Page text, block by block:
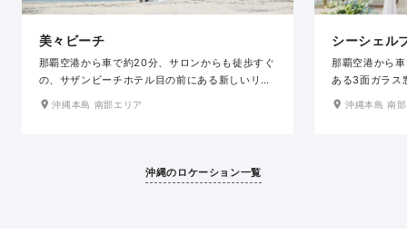
美々ビーチ
那覇空港から車で約20分、サロンからも徒歩すぐ
の、サザンビーチホテル目の前にある新しいリゾ
ートビーチです。青い海と白い砂浜が美しく、水
平線に沈む綺麗なサンセットもオススメです。芝
シの木とおふたりのシルエット写真も素敵です。
ビーチや芝生以外にも空の青に映える綺麗な橋な
沖縄本島 南部エリア
シーシェル
那覇空港から
ある3面ガラス
放感抜群のチ
が一望でき、
沖縄本島 南
沖縄のロケーション一覧